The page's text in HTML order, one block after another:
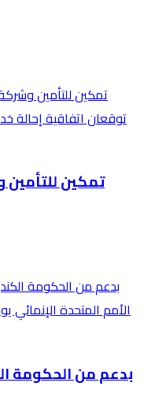
تمكين للتأمين
بدعم من الحكومة